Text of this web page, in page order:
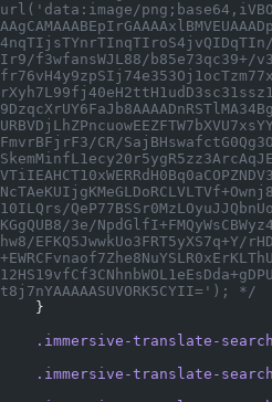
url('data:image/
Ir9/f3wfansWJL88/b85e73qc39+/
FmvrBFjrF3/CR/
10ILQrs/
KGgQUB8/3e/
hw8/EFKQ5JwwkUo3FRT5yXS7q+Y/
t8j7nYAAAAASUVORK5CYII='); */
    }
.immersive-translate-
.immersive-translate-